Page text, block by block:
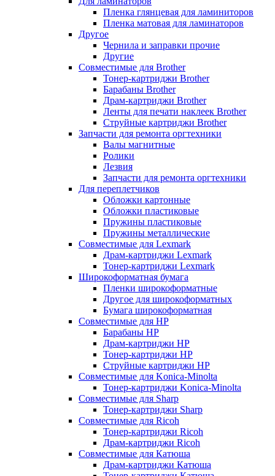
Пленка глянцевая для ламиниторов
Пленка матовая для ламинаторов
Другое
Чернила и заправки прочие
Другие
Совместимые для Brother
Тонер-картриджи Brother
Барабаны Brother
Драм-картриджи Brother
Ленты для печати наклеек Brother
Струйные картриджи Brother
Запчасти для ремонта оргтехники
Валы магнитные
Ролики
Лезвия
Запчасти для ремонта оргтехники
Для переплетчиков
Обложки картонные
Обложки пластиковые
Пружины пластиковые
Пружины металлические
Совместимые для Lexmark
Драм-картриджи Lexmark
Тонер-картриджи Lexmark
Широкоформатная бумага
Пленки широкоформатные
Другое для широкоформатных
Бумага широкоформатная
Совместимые для HP
Барабаны HP
Драм-картриджи HP
Тонер-картриджи HP
Струйные картриджи HP
Совместимые для Konica-Minolta
Тонер-картриджи Konica-Minolta
Совместимые для Sharp
Тонер-картриджи Sharp
Совместимые для Ricoh
Тонер-картриджи Ricoh
Драм-картриджи Ricoh
Совместимые для Катюша
Драм-картриджи Катюша